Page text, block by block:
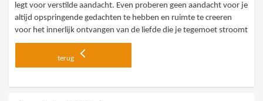
legt voor verstilde aandacht. Even proberen geen aandacht voor je
altijd opspringende gedachten te hebben en ruimte te creeren
voor het innerlijk ontvangen van de liefde die je tegemoet stroomt
terug